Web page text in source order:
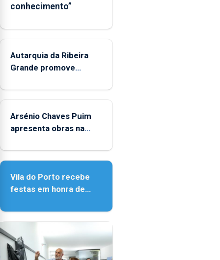
conhecimento”
Autarquia da Ribeira
Grande promove
Verão"
Arsénio Chaves Puim
apresenta obras na
Porto
Vila do Porto recebe
festas em honra de
Assunção